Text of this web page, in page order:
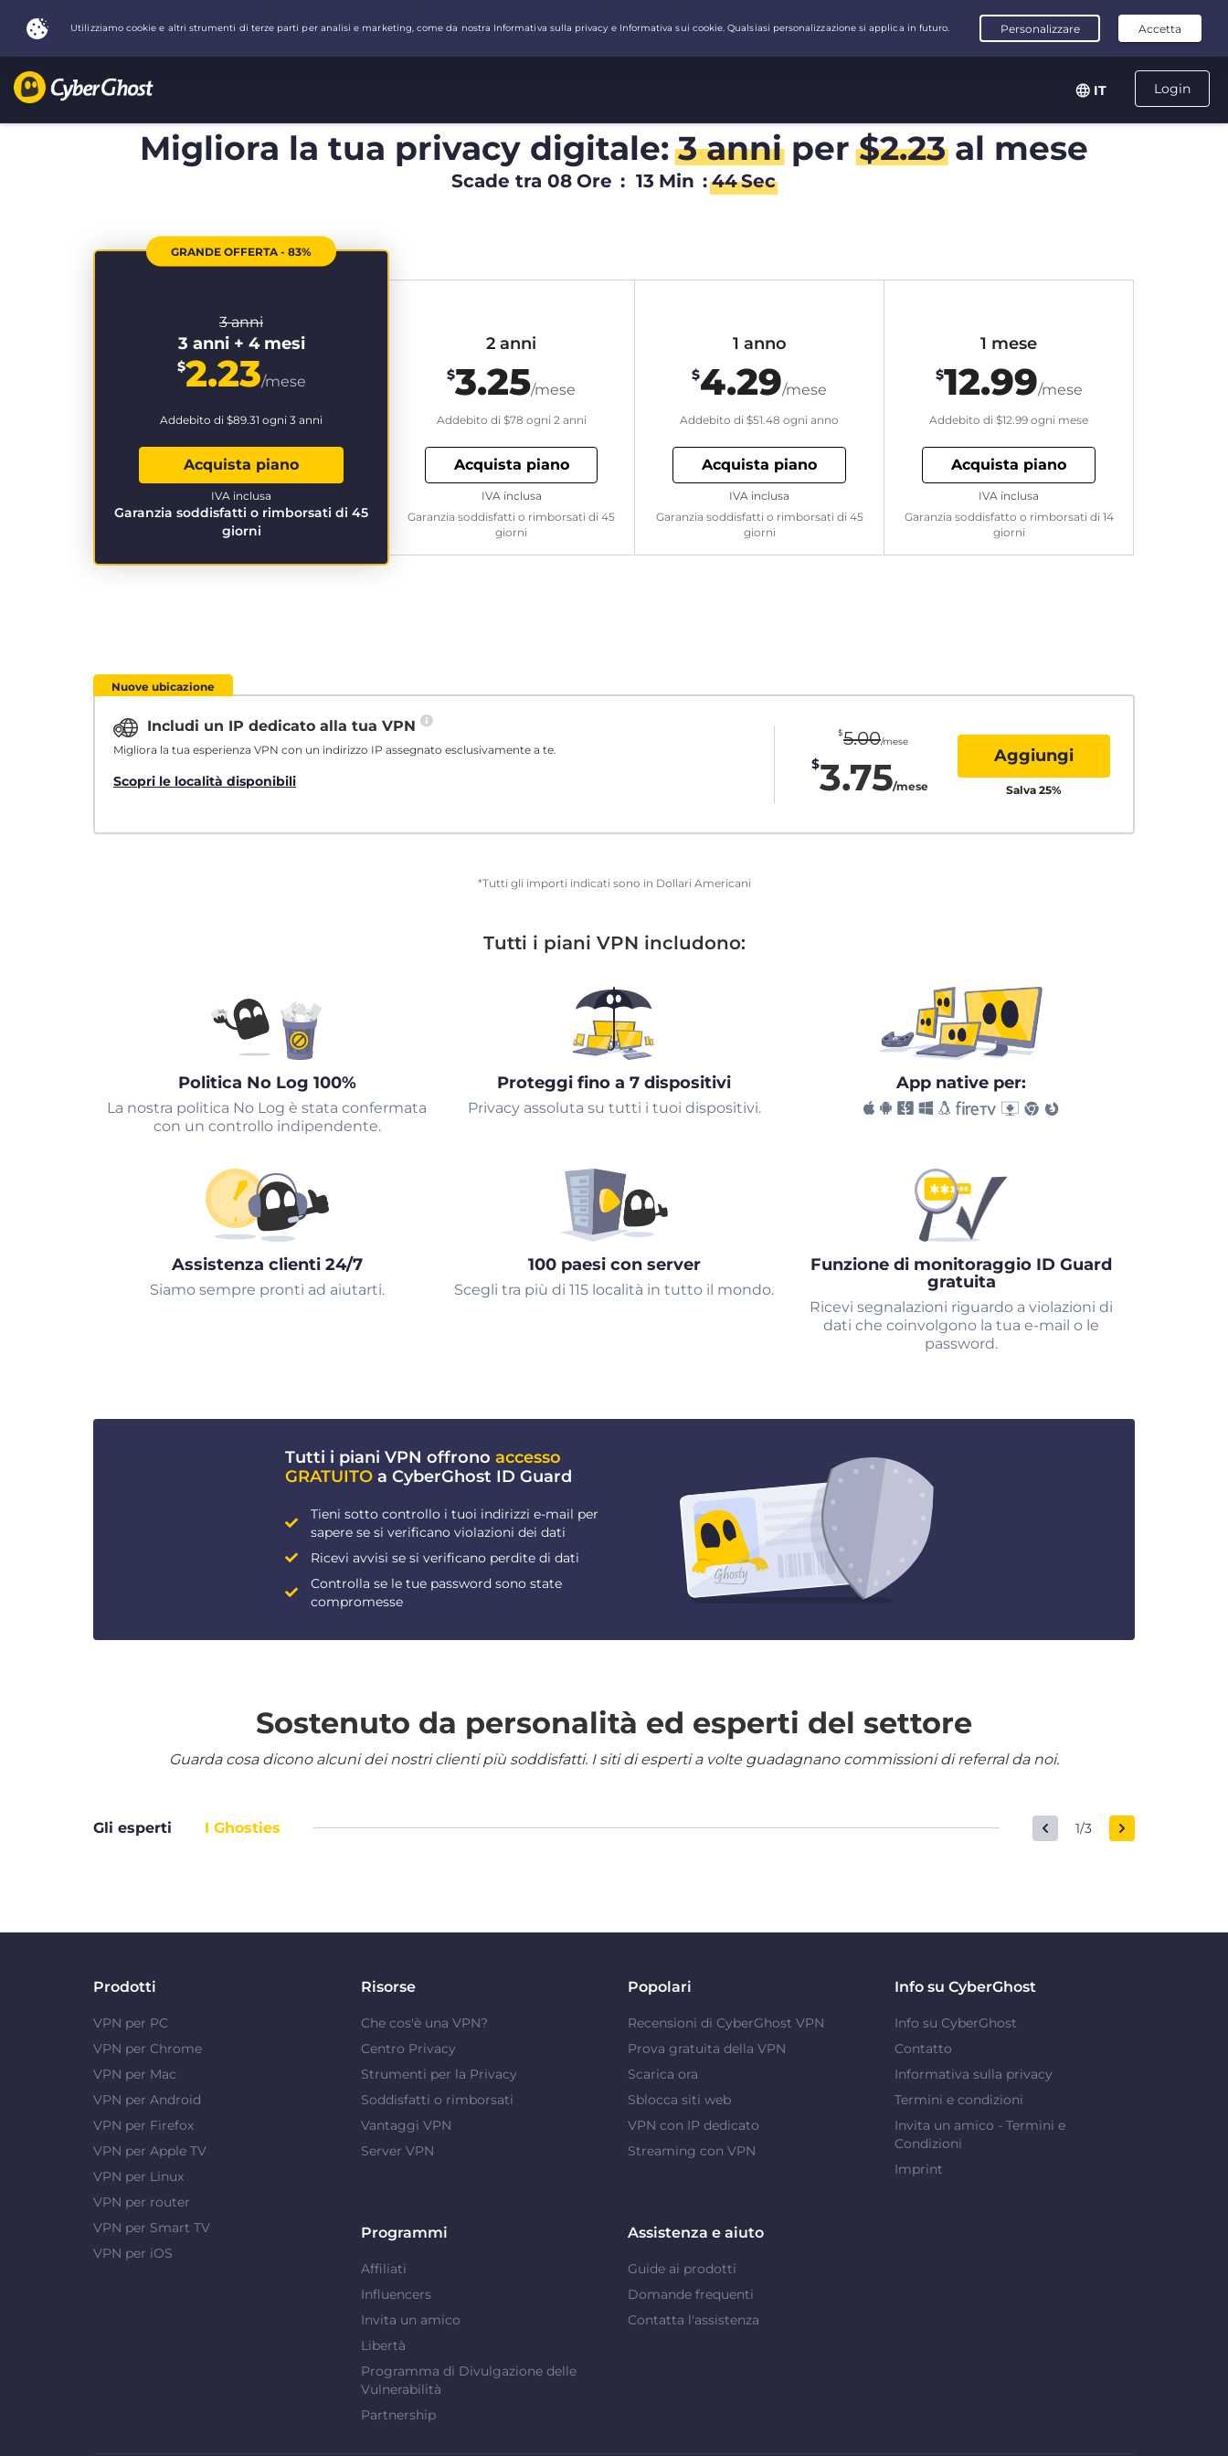
Login
IT
Migliora la tua privacy digitale:3 anniper$2.23al mese
Scade tra 08 Ore : 13 Min : 44Sec
GRANDE OFFERTA - 83%
3 anni
3 anni + 4 mesi
$2.23/mese
Addebito di $89.31 ogni 3 anni
Acquista piano
Garanzia soddisfatti o rimborsati di 45
giorni
IVA inclusa
2 anni
$3.25/mese
Addebito di $78 ogni 2 anni
Acquista piano
Garanzia soddisfatti o rimborsati di 45
giorni
IVA inclusa
1 anno
$4.29/mese
Addebito di $51.48 ogni anno
Acquista piano
Garanzia soddisfatti o rimborsati di 45
giorni
IVA inclusa
1 mese
$12.99/mese
Addebito di $12.99 ogni mese
Acquista piano
Garanzia soddisfatto o rimborsati di 14
giorni
IVA inclusa
Nuove ubicazione
Includi un IP dedicato alla tua VPN
Migliora la tua esperienza VPN con un indirizzo IP assegnato esclusivamente a te.
Scopri le località disponibili
$5.00/mese
$3.75/mese
Aggiungi
Salva 25%
*Tutti gli importi indicati sono in Dollari Americani
Tutti i piani VPN includono:
Politica No Log 100%
La nostra politica No Log è stata confermata
con un controllo indipendente.
Proteggi fino a 7 dispositivi
Privacy assoluta su tutti i tuoi dispositivi.
App native per:
Assistenza clienti 24/7
Siamo sempre pronti ad aiutarti.
100 paesi con server
Scegli tra più di 115 località in tutto il mondo.
Funzione di monitoraggio ID Guard
gratuita
Ricevi segnalazioni riguardo a violazioni di
dati che coinvolgono la tua e-mail o le
password.
Tutti i piani VPN offrono accesso
GRATUITO a CyberGhost ID Guard
Tieni sotto controllo i tuoi indirizzi e-mail per
sapere se si verificano violazioni dei dati
Ricevi avvisi se si verificano perdite di dati
Controlla se le tue password sono state
compromesse
Sostenuto da personalità ed esperti del settore
Guarda cosa dicono alcuni dei nostri clienti più soddisfatti. I siti di esperti a volte guadagnano commissioni di referral da noi.
Gli esperti I Ghosties 1/3
Prodotti
VPN per PC
VPN per Chrome
VPN per Mac
VPN per Android
VPN per Firefox
VPN per Apple TV
VPN per Linux
VPN per router
VPN per Smart TV
VPN per iOS
Risorse
Che cos'è una VPN?
Centro Privacy
Strumenti per la Privacy
Soddisfatti o rimborsati
Vantaggi VPN
Server VPN
Popolari
Recensioni di CyberGhost VPN
Prova gratuita della VPN
Scarica ora
Sblocca siti web
VPN con IP dedicato
Streaming con VPN
Info su CyberGhost
Info su CyberGhost
Contatto
Informativa sulla privacy
Termini e condizioni
Invita un amico - Termini e
Condizioni
Imprint
Programmi
Affiliati
Influencers
Invita un amico
Libertà
Programma di Divulgazione delle
Vulnerabilità
Partnership
Assistenza e aiuto
Guide ai prodotti
Domande frequenti
Contatta l'assistenza